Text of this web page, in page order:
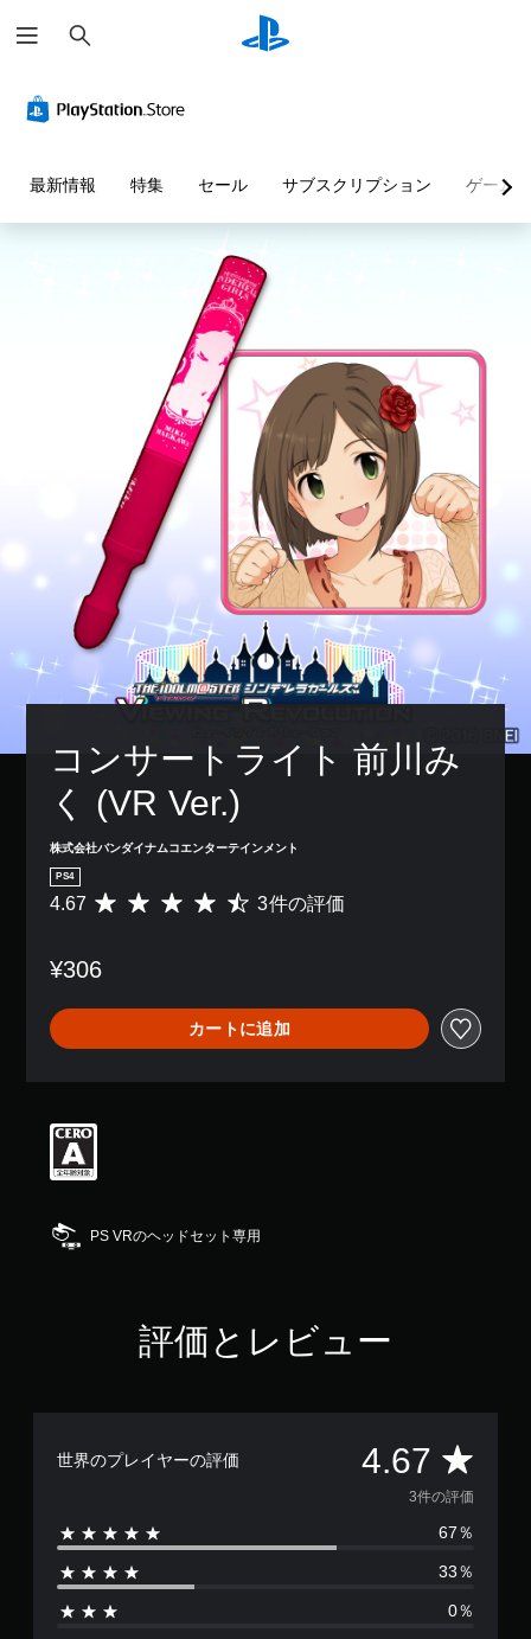
索
最新情報 特集 セール サブスクリプション ゲーム
コンサートライト 前川み
く (VR Ver.)
株式会社バンダイナムコエンターテインメント
PS4
評
は
、
平
均
5
段
階
の
4.67 3件の評価
¥306
カートに追加
PS VRのヘッドセット専用
評価とレビュー
世界のプレイヤーの評価 4.67 評
価
数
は
3件の評価
67％
33％
0％